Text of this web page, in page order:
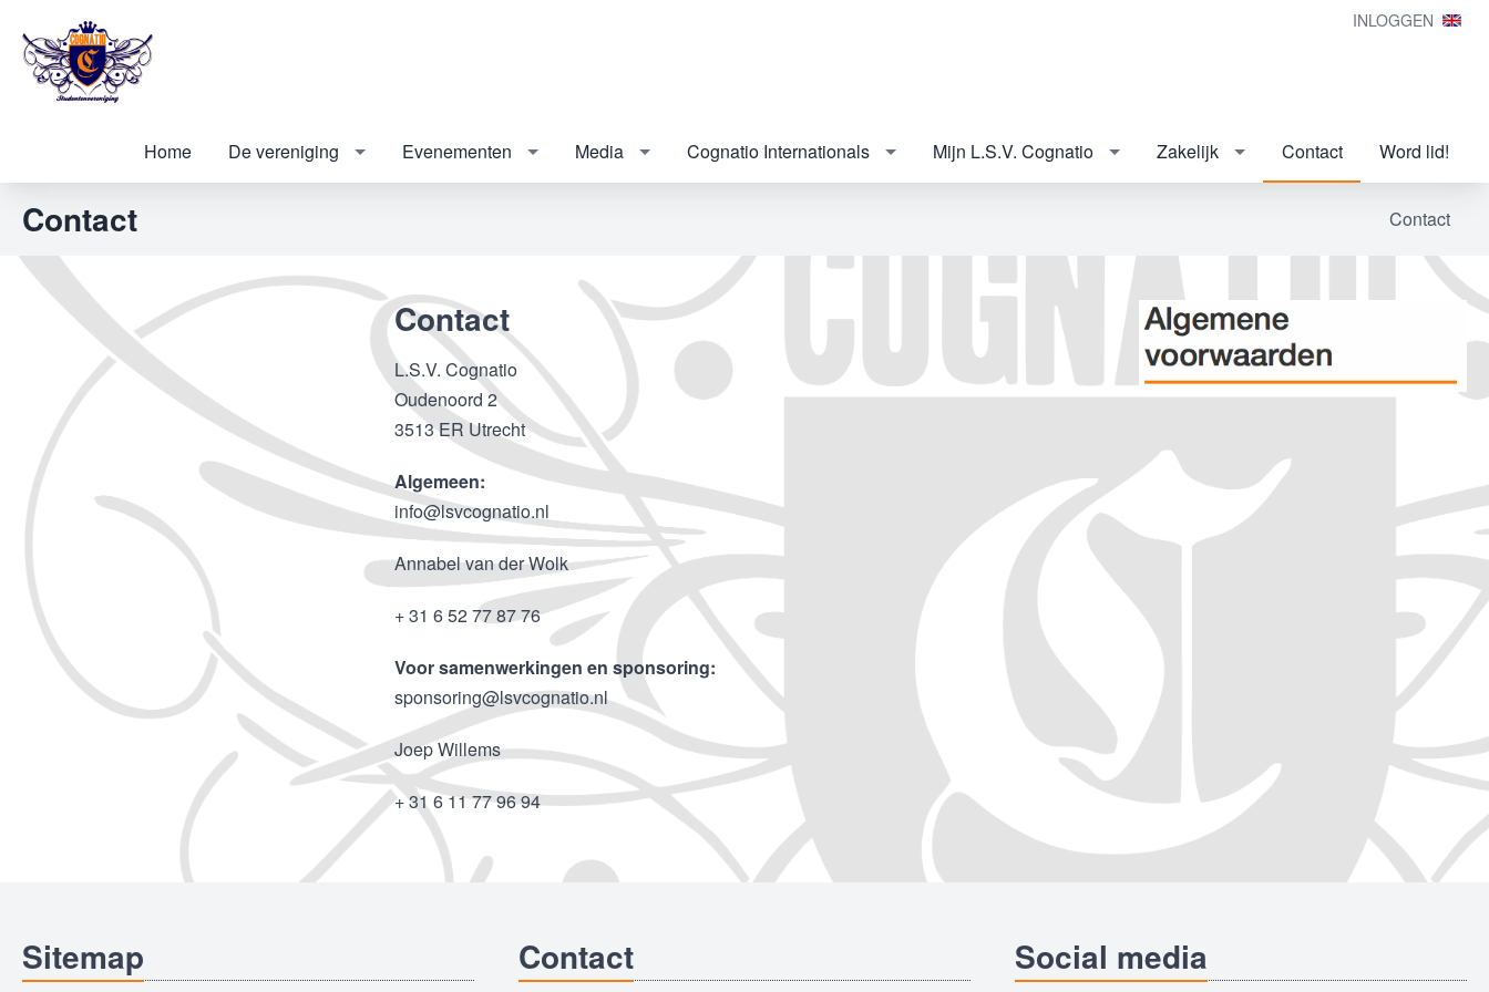
INLOGGEN
Home De vereniging Evenementen Media Cognatio Internationals Mijn L.S.V. Cognatio Zakelijk Contact Word lid!
Contact
Contact
Contact
L.S.V. Cognatio
Oudenoord 2
3513 ER Utrecht
Algemeen:
info@lsvcognatio.nl
Annabel van der Wolk
+ 31 6 52 77 87 76
Voor samenwerkingen en sponsoring:
sponsoring@lsvcognatio.nl
Joep Willems
+ 31 6 11 77 96 94
Sitemap Contact Social media